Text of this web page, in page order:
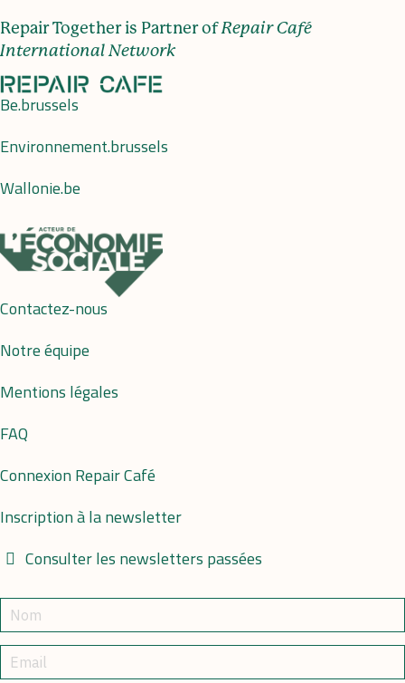
Repair Together is Partner ofRepair Café
International Network
Be.brussels
Environnement.brussels
Wallonie.be
Contactez-nous
Notre équipe
Mentions légales
FAQ
Connexion Repair Café
Inscription à la newsletter
Consulter les newsletters passées